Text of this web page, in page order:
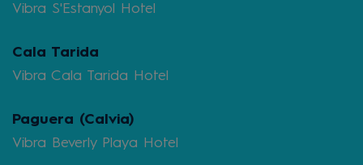
Vibra S'Estanyol Hotel
Cala Tarida
Vibra Cala Tarida Hotel
Paguera (Calvia)
Vibra Beverly Playa Hotel